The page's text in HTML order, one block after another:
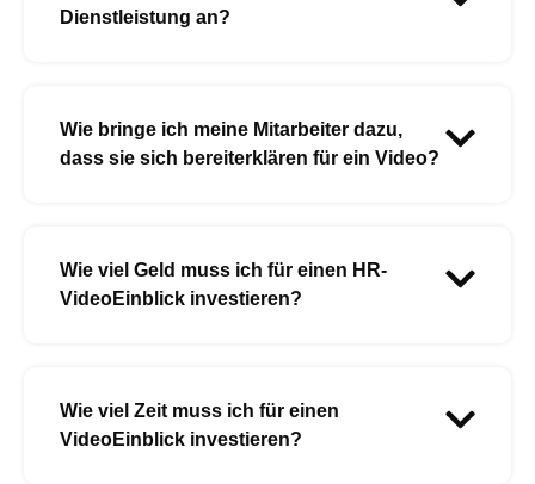
Dienstleistung an?
Wie bringe ich meine Mitarbeiter dazu,
dass sie sich bereiterklären für ein Video?
Wie viel Geld muss ich für einen HR-
VideoEinblick investieren?
Wie viel Zeit muss ich für einen
VideoEinblick investieren?